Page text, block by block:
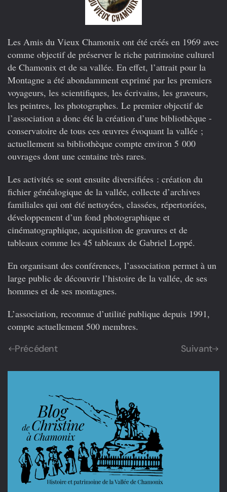
Les Amis du Vieux Chamonix ont été créés en 1969 avec
comme objectif de préserver le riche patrimoine culturel
de Chamonix et de sa vallée. En effet, l’attrait pour la
Montagne a été abondamment exprimé par les premiers
voyageurs, les scientifiques, les écrivains, les graveurs,
les peintres, les photographes. Le premier objectif de
l’association a donc été la création d’une bibliothèque -
conservatoire de tous ces œuvres évoquant la vallée ;
actuellement sa bibliothèque compte environ 5 000
ouvrages dont une centaine très rares.
Les activités se sont ensuite diversifiées : création du
fichier généalogique de la vallée, collecte d’archives
familiales qui ont été nettoyées, classées, répertoriées,
développement d’un fond photographique et
cinématographique, acquisition de gravures et de
tableaux comme les 45 tableaux de Gabriel Loppé.
En organisant des conférences, l’association permet à un
large public de découvrir l’histoire de la vallée, de ses
hommes et de ses montagnes.
L’association, reconnue d’utilité publique depuis 1991,
compte actuellement 500 membres.
Précédent
Suivant